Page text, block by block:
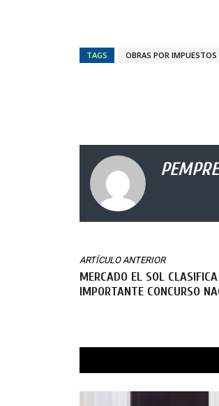
TAGS OBRAS POR IMPUESTOS
ARTÍCULO ANTERIOR
MERCADO EL SOL
IMPORTANTE CONCURSO